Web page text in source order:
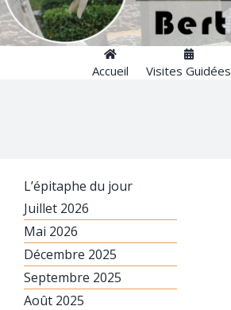
Accueil Visites Guidées
L’épitaphe du jour
Juillet 2026
Mai 2026
Décembre 2025
Septembre 2025
Août 2025